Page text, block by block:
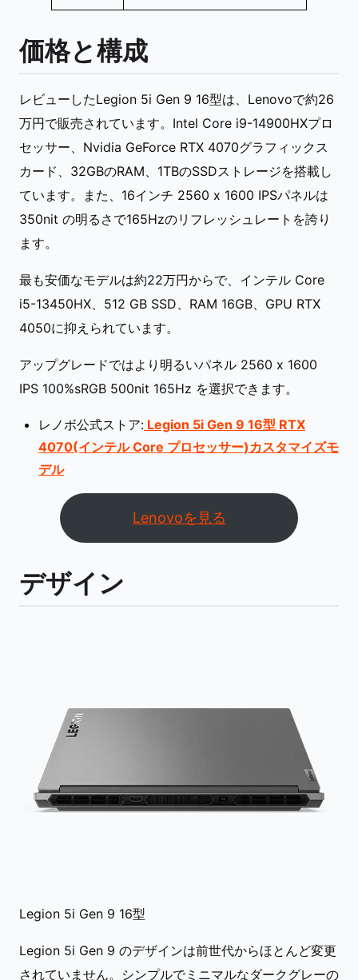
価格と構成
レビューしたLegion 5i Gen 9 16型は、Lenovoで約26
万円で販売されています。Intel Core i9-14900HXプロ
セッサー、Nvidia GeForce RTX 4070グラフィックス
カード、32GBのRAM、1TBのSSDストレージを搭載し
ています。また、16インチ 2560 x 1600 IPSパネルは
350nit の明るさで165Hzのリフレッシュレートを誇り
ます。
最も安価なモデルは約22万円からで、インテル Core
i5-13450HX、512 GB SSD、RAM 16GB、GPU RTX
4050に抑えられています。
アップグレードではより明るいパネル 2560 x 1600
IPS 100%sRGB 500nit 165Hz を選択できます。
レノボ公式ストア: Legion 5i Gen 9 16型 RTX
4070(インテル Core プロセッサー)カスタマイズモ
デル
Lenovoを見る
デザイン
Legion 5i Gen 9 16型
Legion 5i Gen 9 のデザインは前世代からほとんど変更
されていません。シンプルでミニマルなダークグレーの